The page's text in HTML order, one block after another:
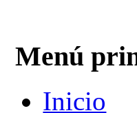
Menú
Inicio